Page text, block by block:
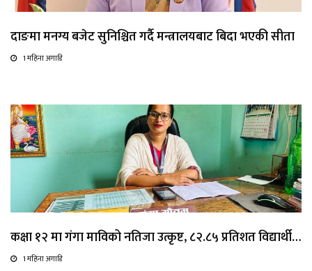
दाङमा मनग्य बजेट सुनिश्चित गर्दै मन्त्रालयबाट बिदा भएकी सीता
1 महिना अगाडि
कक्षा १२ मा गंगा माविको नतिजा उत्कृष्ट, ८२.८५ प्रतिशत विद्यार्थी…
1 महिना अगाडि